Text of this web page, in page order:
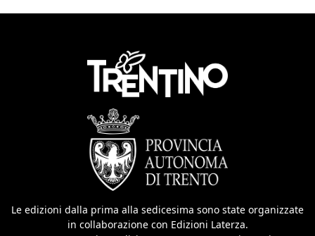
Le edizioni dalla prima alla sedicesima sono state organizzate
in collaborazione con Edizioni Laterza.